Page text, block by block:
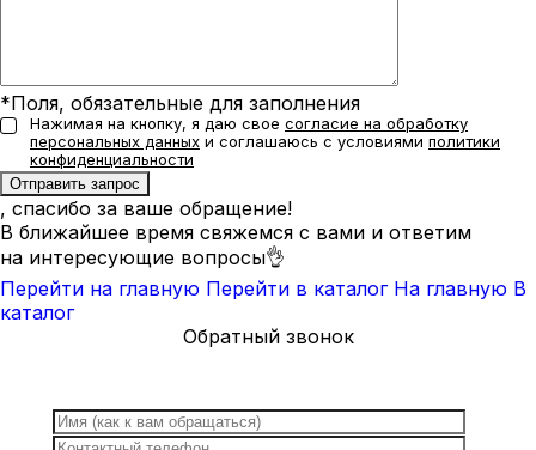
*Поля, обязательные для заполнения
Нажимая на кнопку, я даю свое согласие на обработку
персональных данных и соглашаюсь с условиями политики
конфиденциальности
, спасибо за ваше обращение!
В ближайшее время свяжемся с вами и ответим
на интересующие вопросы👌
Перейти на главную Перейти в каталог На главную В
каталог
Обратный звонок